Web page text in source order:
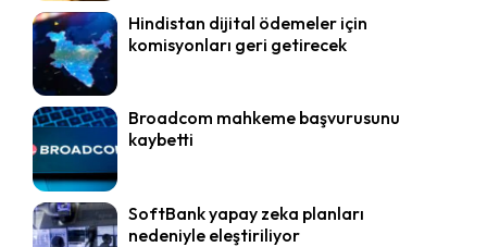
Hindistan dijital ödemeler için
komisyonları geri getirecek
Broadcom mahkeme başvurusunu
kaybetti
SoftBank yapay zeka planları
nedeniyle eleştiriliyor